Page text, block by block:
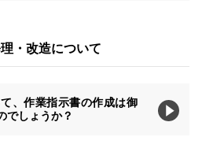
・改造について
、作業指示書の作成は御
でしょうか？